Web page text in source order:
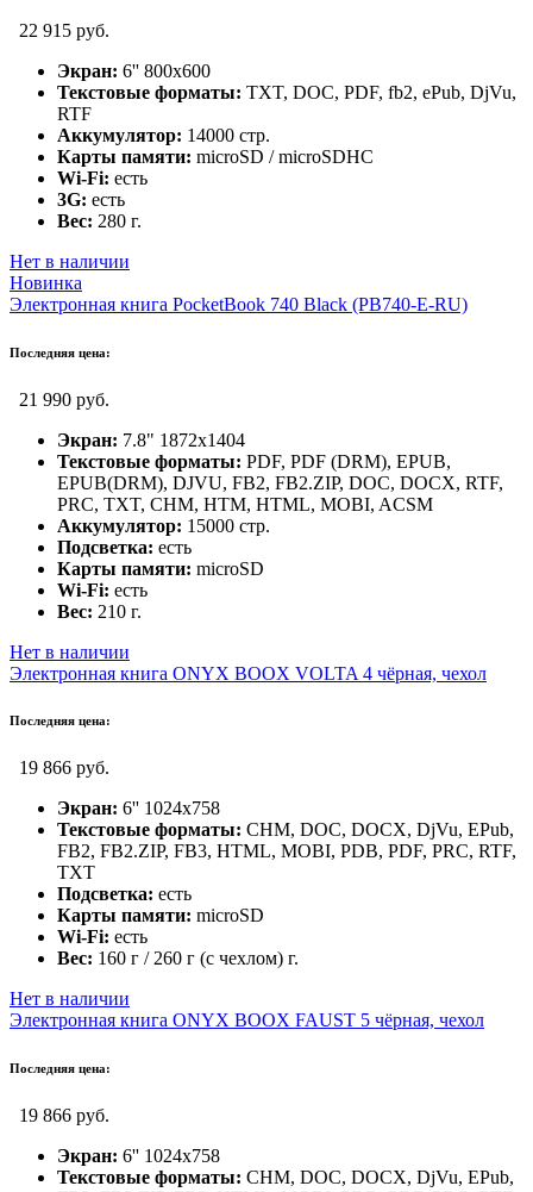
22 915 руб.
Экран: 6'' 800x600
Текстовые форматы: TXT, DOC, PDF, fb2, ePub, DjVu,
RTF
Аккумулятор: 14000 стр.
Карты памяти: microSD / microSDHC
Wi-Fi: есть
3G: есть
Вес: 280 г.
Нет в наличии
Новинка
Электронная книга PocketBook 740 Black (PB740-E-RU)
Последняя цена:
21 990 руб.
Экран: 7.8" 1872x1404
Текстовые форматы: PDF, PDF (DRM), EPUB,
EPUB(DRM), DJVU, FB2, FB2.ZIP, DOC, DOCX, RTF,
PRC, TXT, CHM, HTM, HTML, MOBI, ACSM
Аккумулятор: 15000 стр.
Подсветка: есть
Карты памяти: microSD
Wi-Fi: есть
Вес: 210 г.
Нет в наличии
Электронная книга ONYX BOOX VOLTA 4 чёрная, чехол
Последняя цена:
19 866 руб.
Экран: 6'' 1024x758
Текстовые форматы: CHM, DOC, DOCX, DjVu, EPub,
FB2, FB2.ZIP, FB3, HTML, MOBI, PDB, PDF, PRC, RTF,
TXT
Подсветка: есть
Карты памяти: microSD
Wi-Fi: есть
Вес: 160 г / 260 г (с чехлом) г.
Нет в наличии
Электронная книга ONYX BOOX FAUST 5 чёрная, чехол
Последняя цена:
19 866 руб.
Экран: 6'' 1024x758
Текстовые форматы: CHM, DOC, DOCX, DjVu, EPub,